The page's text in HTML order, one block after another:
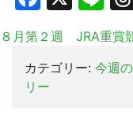
８月第２週 JRA重賞
カテゴリー: 今週
リー